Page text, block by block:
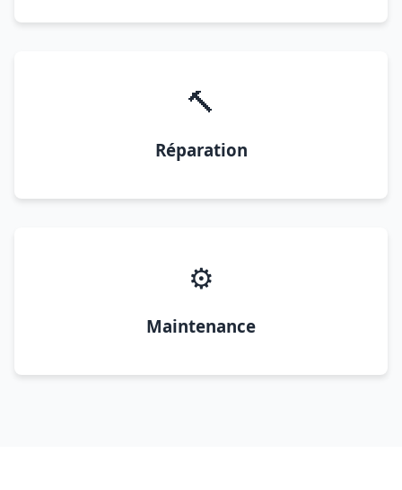
🔨
Réparation
⚙️
Maintenance